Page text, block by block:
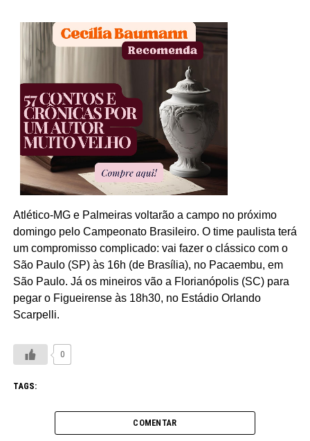
Atlético-MG e Palmeiras voltarão a campo no próximo
domingo pelo Campeonato Brasileiro. O time paulista terá
um compromisso complicado: vai fazer o clássico com o
São Paulo (SP) às 16h (de Brasília), no Pacaembu, em
São Paulo. Já os mineiros vão a Florianópolis (SC) para
pegar o Figueirense às 18h30, no Estádio Orlando
Scarpelli.
0
TAGS:
COMENTAR